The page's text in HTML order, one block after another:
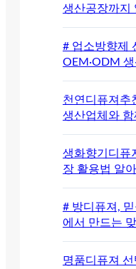
생산공장까지
# 업소방향제
OEM·ODM
천연디퓨져추
생산업체와
생화향기디퓨
장 활용법 알아
# 방디퓨져,
에서 만드는
명품디퓨져